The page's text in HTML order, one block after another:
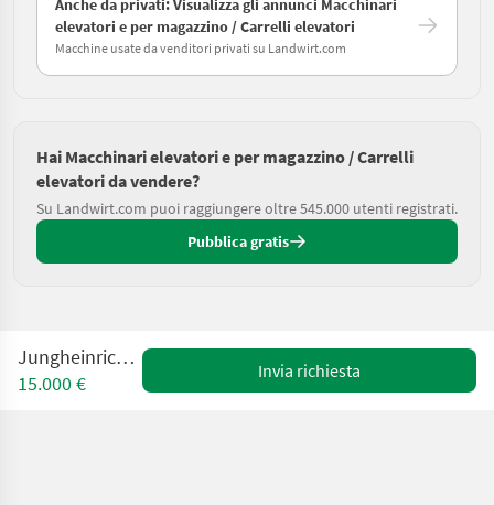
Anche da privati: Visualizza gli annunci Macchinari
elevatori e per magazzino / Carrelli elevatori
Macchine usate da venditori privati su Landwirt.com
Hai Macchinari elevatori e per magazzino / Carrelli
elevatori da vendere?
Su Landwirt.com puoi raggiungere oltre 545.000 utenti registrati.
Pubblica gratis
Jungheinrich EFG216
15.000 €
Invia richiesta